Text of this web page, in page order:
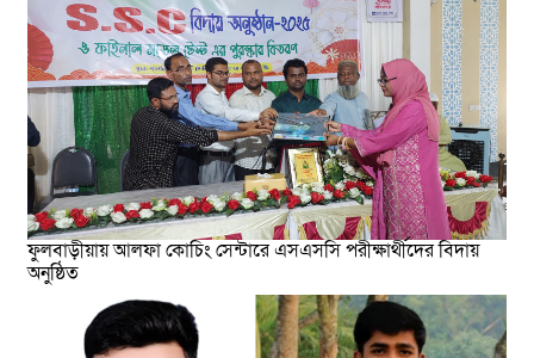
ফুলবাড়ীয়ায় আলফা কোচিং সেন্টারে এসএসসি পরীক্ষার্থীদের বিদায়
অনুষ্ঠিত